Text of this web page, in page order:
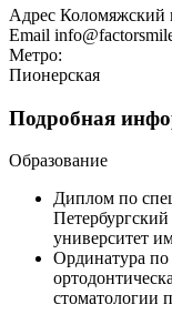
Адрес Коломяжский
Email
Метро:
Пионерская
Подробная
Образование
Диплом по
университет
Ординатура по
стоматологии